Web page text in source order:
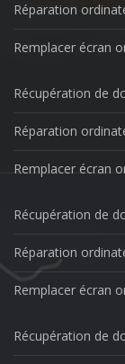
Réparation
Remplacer écran
Récupération de
Réparation
Remplacer écran
Récupération de
Réparation
Remplacer écran
Récupération de